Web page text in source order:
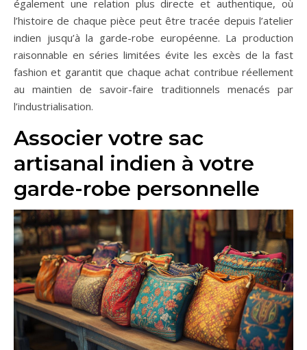
également une relation plus directe et authentique, où
l’histoire de chaque pièce peut être tracée depuis l’atelier
indien jusqu’à la garde-robe européenne. La production
raisonnable en séries limitées évite les excès de la fast
fashion et garantit que chaque achat contribue réellement
au maintien de savoir-faire traditionnels menacés par
l’industrialisation.
Associer votre sac
artisanal indien à votre
garde-robe personnelle